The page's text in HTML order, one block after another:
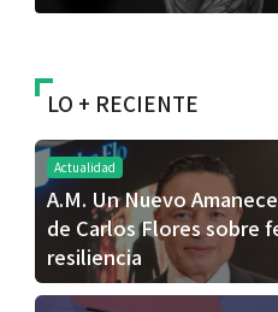
LO + RECIENTE
Actualidad
A.M. Un Nuevo
de Carlos Flores sobre
resiliencia